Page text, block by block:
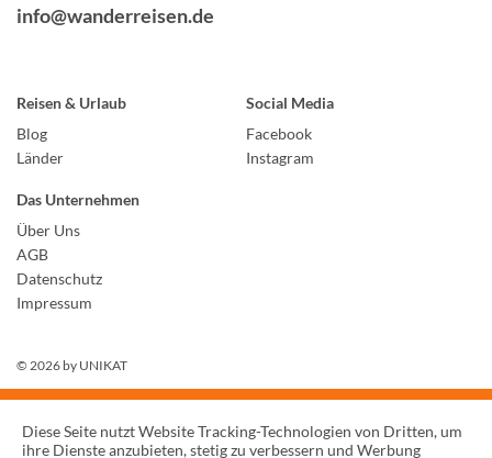
info@wanderreisen.de
Reisen & Urlaub
Blog
Länder
Social Media
Facebook
Instagram
Das Unternehmen
Über Uns
AGB
Datenschutz
Impressum
© 2026 by UNIKAT
Diese Seite nutzt Website Tracking-Technologien von Dritten, um
ihre Dienste anzubieten, stetig zu verbessern und Werbung